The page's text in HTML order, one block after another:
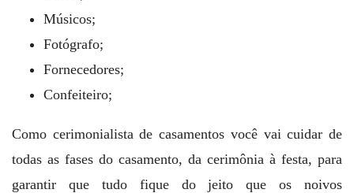
Músicos;
Fotógrafo;
Fornecedores;
Confeiteiro;
Como cerimonialista de casamentos você vai cuidar de
todas as fases do casamento, da cerimônia à festa, para
garantir que tudo fique do jeito que os noivos